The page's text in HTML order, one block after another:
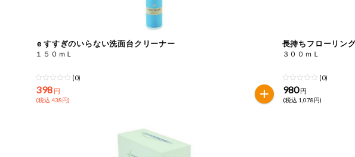
食品から探す
乾物・粉類
特定原材料と特定原材料に準ずるものが含まれていない商品を検索できます。
小麦 落花生
あわび
ｅすすぎのいらない洗面台クリーナー
１５０ｍＬ
(0)
398 円
(税込 438円)
長持ちフローリン
３００ｍＬ
(0)
980 円
(税込 1,078円)